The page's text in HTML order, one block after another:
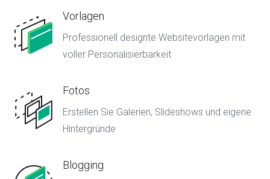
Vorlagen
Professionell designte Websitevorlagen mit
voller Personalisierbarkeit
Fotos
Erstellen Sie Galerien, Slideshows und eigene
Hintergründe
Blogging